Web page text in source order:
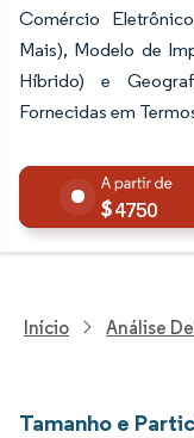
Comércio
Mais), Modelo de
Híbrido) e
Fornecidas em
4750
Início Análise
Tamanho e